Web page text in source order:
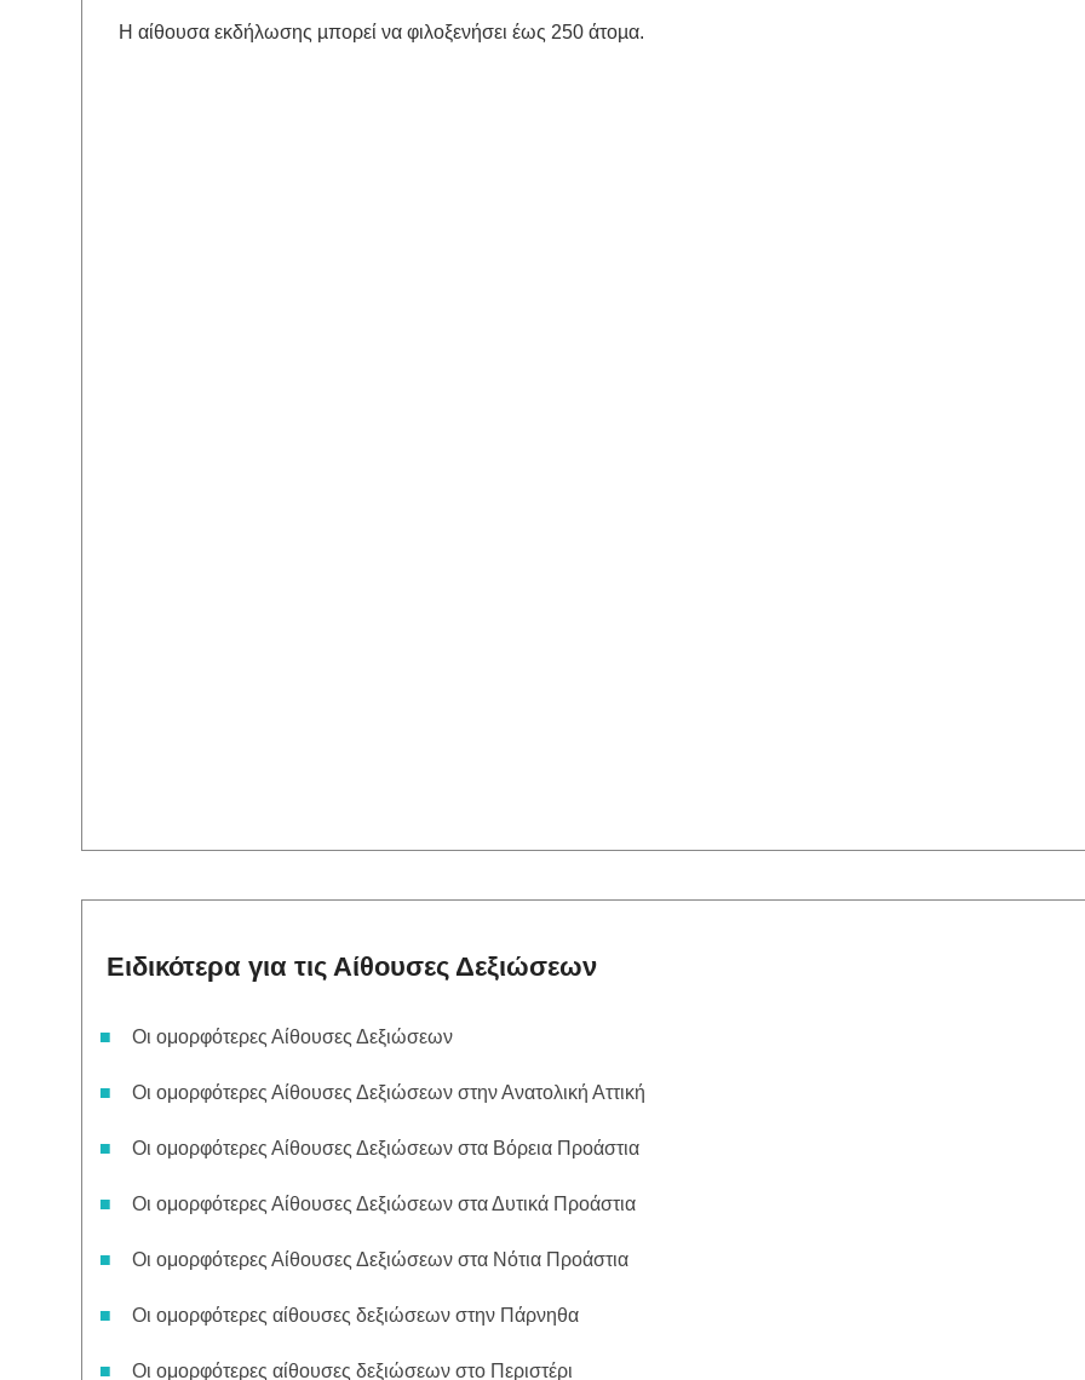
Η αίθουσα εκδήλωσης µπορεί να φιλοξενήσει έως 250 άτοµα.
Ειδικότερα για τις Αίθουσες Δεξιώσεων
Οι ομορφότερες Αίθουσες Δεξιώσεων
Οι ομορφότερες Αίθουσες Δεξιώσεων στην Ανατολική Αττική
Οι ομορφότερες Αίθουσες Δεξιώσεων στα Βόρεια Προάστια
Οι ομορφότερες Αίθουσες Δεξιώσεων στα Δυτικά Προάστια
Οι ομορφότερες Αίθουσες Δεξιώσεων στα Νότια Προάστια
Οι ομορφότερες αίθουσες δεξιώσεων στην Πάρνηθα
Οι ομορφότερες αίθουσες δεξιώσεων στο Περιστέρι